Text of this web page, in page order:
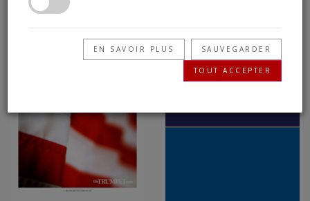
EN SAVOIR PLUS SAUVEGARDER
TOUT ACCEPTER